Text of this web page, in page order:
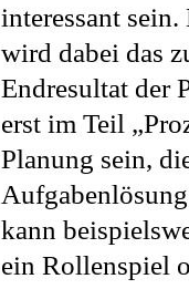
interessant sein.
wird dabei das
Endresultat der
erst im Teil
Planung sein,
kann
ein Rollenspiel